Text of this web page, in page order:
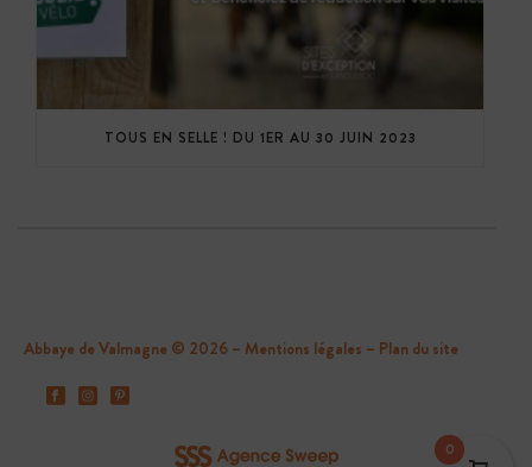
TOUS EN SELLE ! DU 1ER AU 30 JUIN 2023
Abbaye de Valmagne © 2026 – Mentions légales – Plan du site
0